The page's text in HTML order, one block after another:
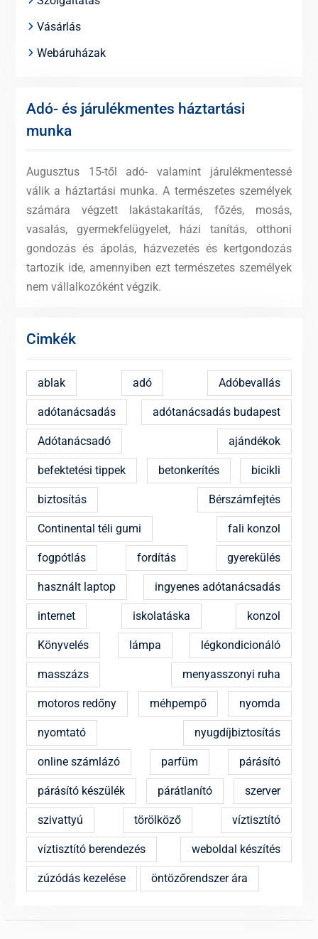
Vásárlás
Webáruházak
Adó- és járulékmentes háztartási
munka
Augusztus 15-től adó- valamint járulékmentessé
válik a háztartási munka. A természetes személyek
számára végzett lakástakarítás, főzés, mosás,
vasalás, gyermekfelügyelet, házi tanítás, otthoni
gondozás és ápolás, házvezetés és kertgondozás
tartozik ide, amennyiben ezt természetes személyek
nem vállalkozóként végzik.
Cimkék
ablak adó Adóbevallás
adótanácsadás adótanácsadás budapest
Adótanácsadó ajándékok
befektetési tippek betonkerítés bicikli
biztosítás Bérszámfejtés
Continental téli gumi fali konzol
fogpótlás fordítás gyerekülés
használt laptop ingyenes adótanácsadás
internet iskolatáska konzol
Könyvelés lámpa légkondicionáló
masszázs menyasszonyi ruha
motoros redőny méhpempő nyomda
nyomtató nyugdíjbiztosítás
online számlázó parfüm párásító
párásító készülék párátlanító szerver
szivattyú törölköző víztisztító
víztisztító berendezés weboldal készítés
zúzódás kezelése öntözőrendszer ára